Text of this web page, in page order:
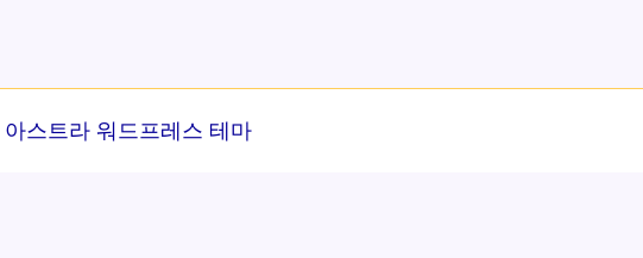
아스트라 워드프레스 테마